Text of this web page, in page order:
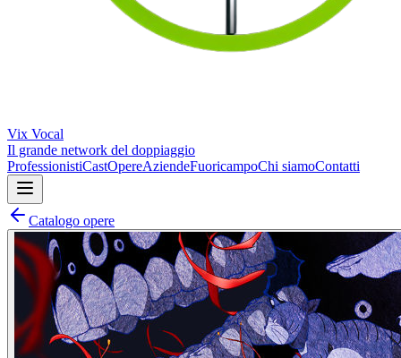
Vix Vocal
Il grande network del doppiaggio
ProfessionistiCastOpereAziendeFuoricampoChi siamoContatti
Catalogo opere